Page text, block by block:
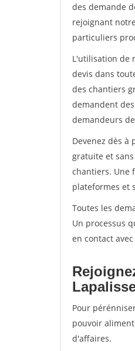
des demande
rejoignant
particuliers
L'utilisation de
devis dans
des chantiers
demandent
demandeurs
Devenez dès à
gratuite et
chantiers. Une
plateformes et
Toutes les
Un processus
en contact
Pour
pouvoir
d'affaires.